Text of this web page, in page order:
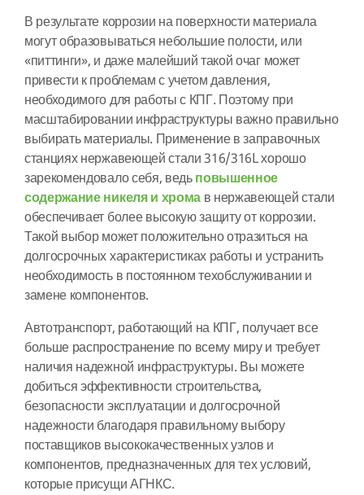
В результате коррозии на поверхности материала
могут образовываться небольшие полости, или
«питтинги», и даже малейший такой очаг может
привести к проблемам с учетом давления,
необходимого для работы с КПГ. Поэтому при
масштабировании инфраструктуры важно правильно
выбирать материалы. Применение в заправочных
станциях нержавеющей стали 316/316L хорошо
зарекомендовало себя, ведьповышенное
содержание никеля и хрома в нержавеющей стали
обеспечивает более высокую защиту от коррозии.
Такой выбор может положительно отразиться на
долгосрочных характеристиках работы и устранить
необходимость в постоянном техобслуживании и
замене компонентов.
Автотранспорт, работающий на КПГ, получает все
больше распространение по всему миру и требует
наличия надежной инфраструктуры. Вы можете
добиться эффективности строительства,
безопасности эксплуатации и долгосрочной
надежности благодаря правильному выбору
поставщиков высококачественных узлов и
компонентов, предназначенных для тех условий,
которые присущи АГНКС.